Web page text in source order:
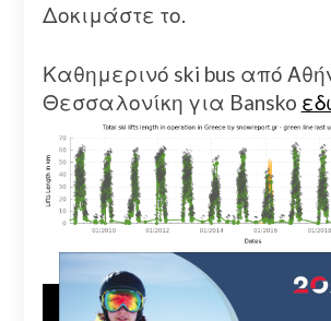
Δοκιμάστε το.
Καθημερινό ski bus από
Θεσσαλονίκη για Bansko